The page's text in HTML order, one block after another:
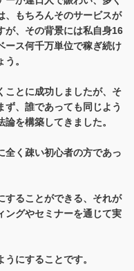
、もちろんそのサービスが
が、その背景には私自身16
ース何千万単位で稼ぎ続け
。
ことに成功しましたが、そ
、誰であっても同じよう
を構築してきました。
全く疎い初心者の方であっ
することができる、それが
ングやセミナーを通じて実
にすることです。